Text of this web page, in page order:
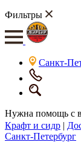
Фильтры
Санкт-
Нужна помощь с
Крафт и сидр |
Санкт-Петербург